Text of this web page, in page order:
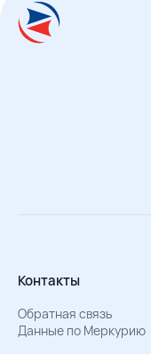
Контакты
Обратная связь
Данные по Меркурию